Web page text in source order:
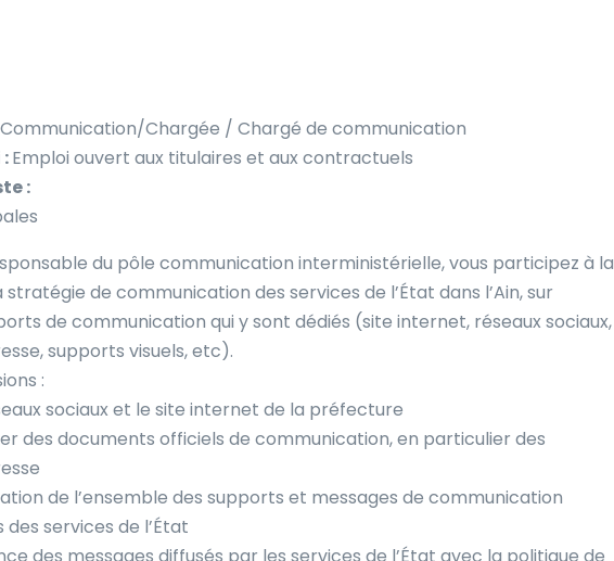
Communication/Chargée / Chargé de communication
Emploi ouvert aux titulaires et aux contractuels
:
du pôle communication interministérielle, vous participez à la
de communication des services de l’État dans l’Ain, sur
de communication qui y sont dédiés (site internet, réseaux sociaux,
supports visuels, etc).
:
sociaux et le site internet de la préfecture
des documents officiels de communication, en particulier des
de l’ensemble des supports et messages de communication
services de l’État
des messages diffusés par les services de l’État avec la politique de